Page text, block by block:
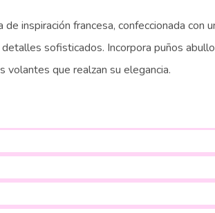
de inspiración francesa, confeccionada con
sofisticados. Incorpora puños
volantes que realzan su elegancia.